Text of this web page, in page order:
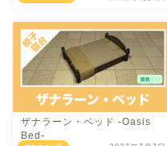
ザナラーン・ベッド -Oasis
Bed-